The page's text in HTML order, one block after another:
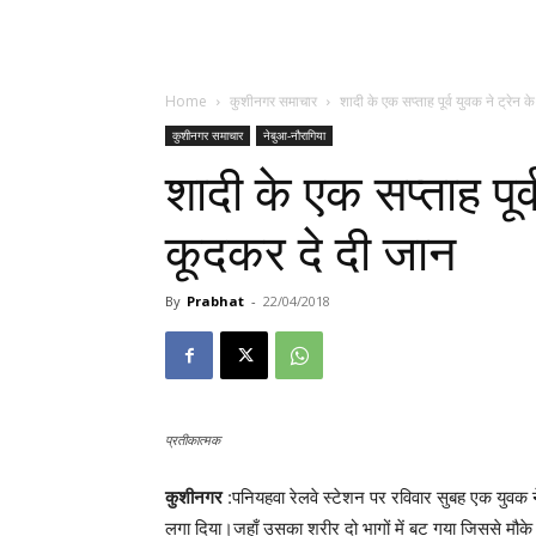
Home कुशीनगर समाचार शादी के एक सप्ताह पूर्व युवक ने
कुशीनगर समाचार नेबुआ-नौरागिया
शादी के एक सप्ताह
कूदकर दे दी जान
By Prabhat - 22/04/2018
प्रतीकात्मक
कुशीनगर:पनियहवा रेलवे स्टेशन पर रविवार सुबह एक
लगा दिया।जहाँ उसका शरीर दो भागों में बट गया जिससे मौके